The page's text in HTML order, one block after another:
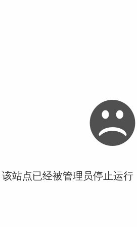
站点已经被管理员停止运